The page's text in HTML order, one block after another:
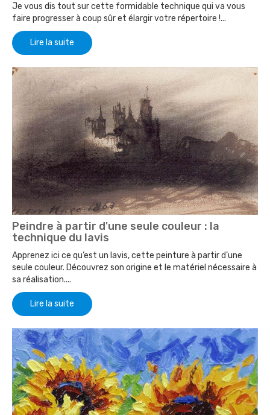
Je vous dis tout sur cette formidable technique qui va vous
faire progresser à coup sûr et élargir votre répertoire !...
Lire la suite
Peindre à partir d'une seule couleur : la
technique du lavis
Apprenez ici ce qu’est un lavis, cette peinture à partir d’une
seule couleur. Découvrez son origine et le matériel nécessaire à
sa réalisation....
Lire la suite